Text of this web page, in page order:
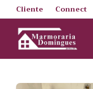
Cliente Connect